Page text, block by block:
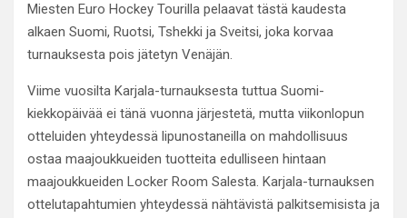
Miesten Euro Hockey Tourilla pelaavat tästä kaudesta
alkaen Suomi, Ruotsi, Tshekki ja Sveitsi, joka korvaa
turnauksesta pois jätetyn Venäjän.
Viime vuosilta Karjala-turnauksesta tuttua Suomi-
kiekkopäivää ei tänä vuonna järjestetä, mutta viikonlopun
otteluiden yhteydessä lipunostaneilla on mahdollisuus
ostaa maajoukkueiden tuotteita edulliseen hintaan
maajoukkueiden Locker Room Salesta. Karjala-turnauksen
ottelutapahtumien yhteydessä nähtävistä palkitsemisista ja